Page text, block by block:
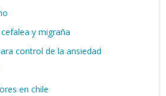
y migraña
control de la ansiedad
en chile